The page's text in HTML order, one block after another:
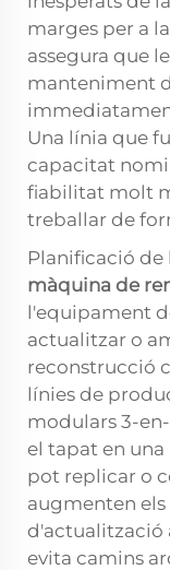
marges per a
assegura que
manteniment
Una línia que
capacitat
fiabilitat molt
treballar de
Planificació de
màquina de
l'equipament
actualitzar o
reconstrucció
línies de
modulars 3-
el tapat en
pot replicar o
augmenten els
d'actualització
evita camins